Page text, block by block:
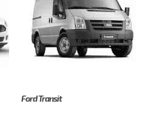
Ford Transit